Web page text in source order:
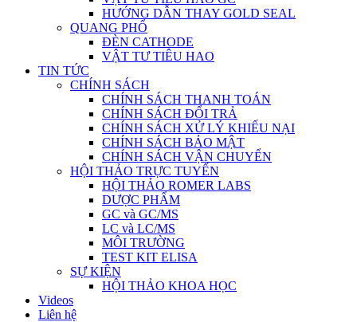
HƯỚNG DẪN THAY GOLD SEAL
QUANG PHỔ
ĐÈN CATHODE
VẬT TƯ TIÊU HAO
TIN TỨC
CHÍNH SÁCH
CHÍNH SÁCH THANH TOÁN
CHÍNH SÁCH ĐỔI TRẢ
CHÍNH SÁCH XỬ LÝ KHIẾU NẠI
CHÍNH SÁCH BẢO MẬT
CHÍNH SÁCH VẬN CHUYỂN
HỘI THẢO TRỰC TUYẾN
HỘI THẢO ROMER LABS
DƯỢC PHẨM
GC và GC/MS
LC và LC/MS
MÔI TRƯỜNG
TEST KIT ELISA
SỰ KIỆN
HỘI THẢO KHOA HỌC
Videos
Liên hệ